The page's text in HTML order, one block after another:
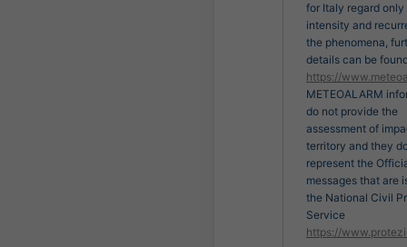
for Italy regard only
intensity and
the phenomena,
details can be
https://
METEOALARM
do not provide the
assessment of
territory and they
represent the
messages that are
the National Civil
Service
https://